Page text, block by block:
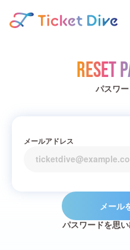
Reset
パスワ
メールアドレス
メール
パスワードを思